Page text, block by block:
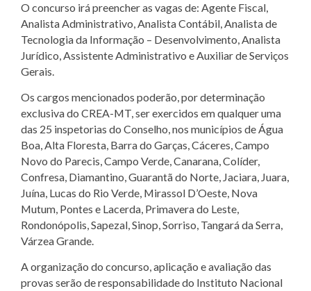
O concurso irá preencher as vagas de: Agente Fiscal,
Analista Administrativo, Analista Contábil, Analista de
Tecnologia da Informação – Desenvolvimento, Analista
Jurídico, Assistente Administrativo e Auxiliar de Serviços
Gerais.
Os cargos mencionados poderão, por determinação
exclusiva do CREA-MT, ser exercidos em qualquer uma
das 25 inspetorias do Conselho, nos municípios de Água
Boa, Alta Floresta, Barra do Garças, Cáceres, Campo
Novo do Parecis, Campo Verde, Canarana, Colíder,
Confresa, Diamantino, Guarantã do Norte, Jaciara, Juara,
Juína, Lucas do Rio Verde, Mirassol D’Oeste, Nova
Mutum, Pontes e Lacerda, Primavera do Leste,
Rondonópolis, Sapezal, Sinop, Sorriso, Tangará da Serra,
Várzea Grande.
A organização do concurso, aplicação e avaliação das
provas serão de responsabilidade do Instituto Nacional